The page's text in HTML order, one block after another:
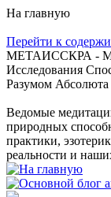
На главную
Перейти к
МЕТАИССКРА -
Исследования
Разумом Абсолюта
Ведомые
природных
практики,
реальности и